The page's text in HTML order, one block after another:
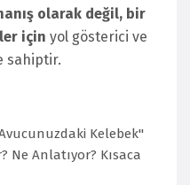
olarak değil, bir
için yol gösterici ve
sahiptir.
Kelebek"
Ne Anlatıyor? Kısaca